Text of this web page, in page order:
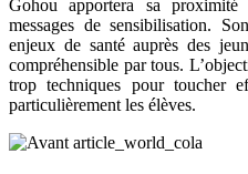
Gohou apportera sa
messages de sensibilisation.
enjeux de santé auprès des
compréhensible par tous.
trop techniques pour toucher
particulièrement les élèves.